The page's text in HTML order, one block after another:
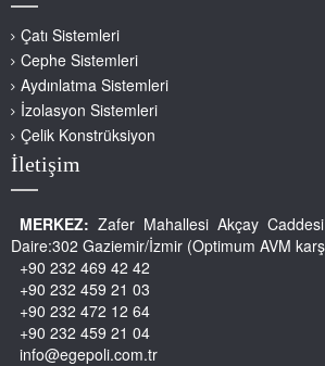
Çatı Sistemleri
Cephe Sistemleri
Aydınlatma Sistemleri
İzolasyon Sistemleri
Çelik Konstrüksiyon
İletişim
MERKEZ: Zafer Mahallesi Akçay
Daire:302 Gaziemir/İzmir (Optimum AVM
+90 232 469 42 42
+90 232 459 21 03
+90 232 472 12 64
+90 232 459 21 04
info@egepoli.com.tr